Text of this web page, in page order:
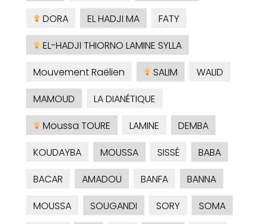
DORA
EL HADJI MA
FATY
EL-HADJI THIORNO LAMINE SYLLA
Mouvement Raëlien
SALIM
WALID
MAMOUD
LA DIANÉTIQUE
Moussa TOURE
LAMINE
DEMBA
KOUDAYBA
MOUSSA SISSÉ
BABA
BACAR
AMADOU BANFA
BANNA
MOUSSA
SOUGANDI SORY
SOMA